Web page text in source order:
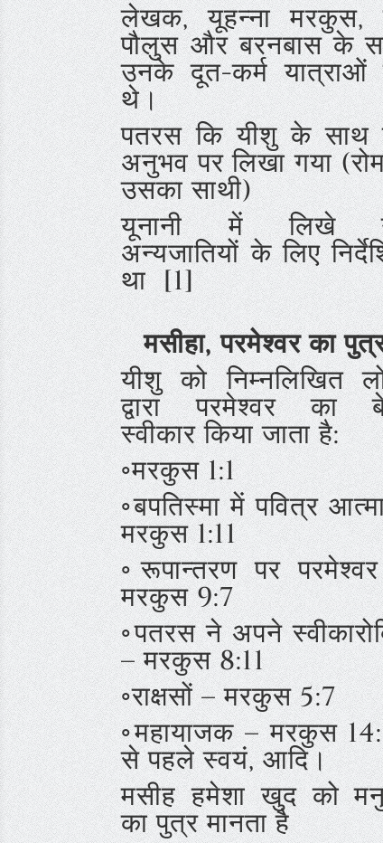
लेखक, यूहन्ना मरकुस,
पौलुस और बरनबास के
उनके दूत-कर्म यात्राओं
थे।
पतरस कि यीशु के साथ
अनुभव पर लिखा गया
उसका साथी)
यूनानी में लिखे
अन्यजातियों के लिए
था [1]
मसीहा, परमेश्वर का
यीशु को निम्नलिखित
द्वारा परमेश्वर का
स्वीकार किया जाता है:
◦मरकुस 1:1
◦बपतिस्मा में पवित्र
मरकुस 1:11
◦रूपान्तरण पर
मरकुस 9:7
◦पतरस ने अपने
– मरकुस 8:11
◦राक्षसों – मरकुस 5:7
◦महायाजक – मरकुस
से पहले स्वयं, आदि।
मसीह हमेशा खुद को
का पुत्र मानता है